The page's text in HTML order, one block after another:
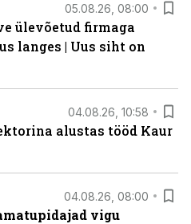
05.08.26, 08:00
ülevõetud firmaga
langes | Uus siht on
04.08.26, 10:58
alustas tööd Kaur
04.08.26, 08:00
vigu